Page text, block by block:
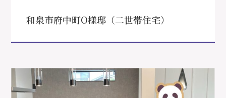
和泉市府中町O様邸（二世帯住宅）